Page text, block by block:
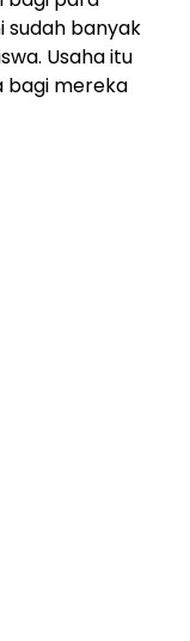
sudah banyak
Usaha itu
bagi mereka